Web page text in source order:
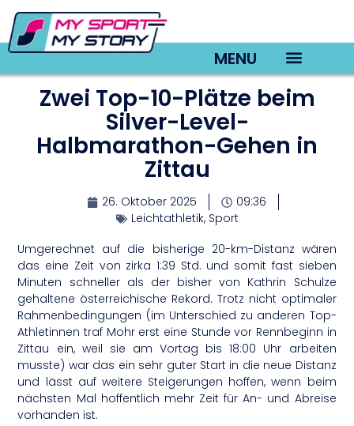
MENU
Zwei Top-10-Plätze beim
Silver-Level-
Halbmarathon-Gehen in
Zittau
26. Oktober 2025
09:36
Leichtathletik, Sport
Umgerechnet auf die bisherige 20-km-Distanz wären
das eine Zeit von zirka 1:39 Std. und somit fast sieben
Minuten schneller als der bisher von Kathrin Schulze
gehaltene österreichische Rekord. Trotz nicht optimaler
Rahmenbedingungen (im Unterschied zu anderen Top-
Athletinnen traf Mohr erst eine Stunde vor Rennbeginn in
Zittau ein, weil sie am Vortag bis 18:00 Uhr arbeiten
musste) war das ein sehr guter Start in die neue Distanz
und lässt auf weitere Steigerungen hoffen, wenn beim
nächsten Mal hoffentlich mehr Zeit für An- und Abreise
vorhanden ist.